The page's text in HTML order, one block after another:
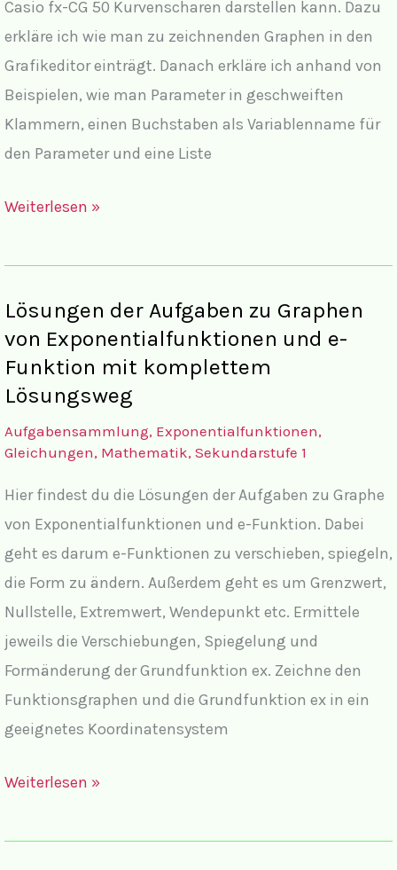
Casio fx-CG 50 Kurvenscharen darstellen kann. Dazu
erkläre ich wie man zu zeichnenden Graphen in den
Grafikeditor einträgt. Danach erkläre ich anhand von
Beispielen, wie man Parameter in geschweiften
Klammern, einen Buchstaben als Variablenname für
den Parameter und eine Liste
Casio
CG20
Casio
fx-
Darstellungen
von
Weiterlesen »
Lösungen der Aufgaben zu Graphen
von Exponentialfunktionen und e-
Funktion mit komplettem
Lösungsweg
Aufgabensammlung, Exponentialfunktionen,
Gleichungen, Mathematik, Sekundarstufe 1
Hier findest du die Lösungen der Aufgaben zu Graphe
von Exponentialfunktionen und e-Funktion. Dabei
geht es darum e-Funktionen zu verschieben, spiegeln,
die Form zu ändern. Außerdem geht es um Grenzwert,
Nullstelle, Extremwert, Wendepunkt etc. Ermittele
jeweils die Verschiebungen, Spiegelung und
Formänderung der Grundfunktion ex. Zeichne den
Funktionsgraphen und die Grundfunktion ex in ein
geeignetes Koordinatensystem
Lösungen
Aufgaben
Weiterlesen »